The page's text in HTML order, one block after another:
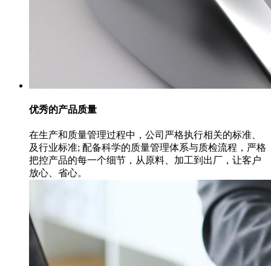
优秀的产品质量
在生产和质量管理过程中，公司严格执行相关的标准、
及行业标准; 配备科学的质量管理体系与质检流程，严格
把控产品的每一个细节，从原料、加工到出厂，让客户
放心、省心。